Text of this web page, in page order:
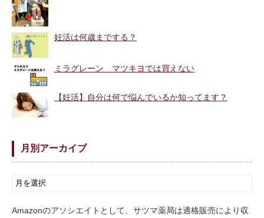
妊活は何歳までする？
ミラグレーン マツキヨでは買えない
【妊活】自分は何で悩んでいるか知ってます？
月別アーカイブ
Amazonのアソシエイトとして、サツマ薬局は適格販売により収